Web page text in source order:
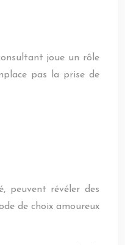
joue un rôle
pas la prise de
peuvent révéler des
de choix amoureux